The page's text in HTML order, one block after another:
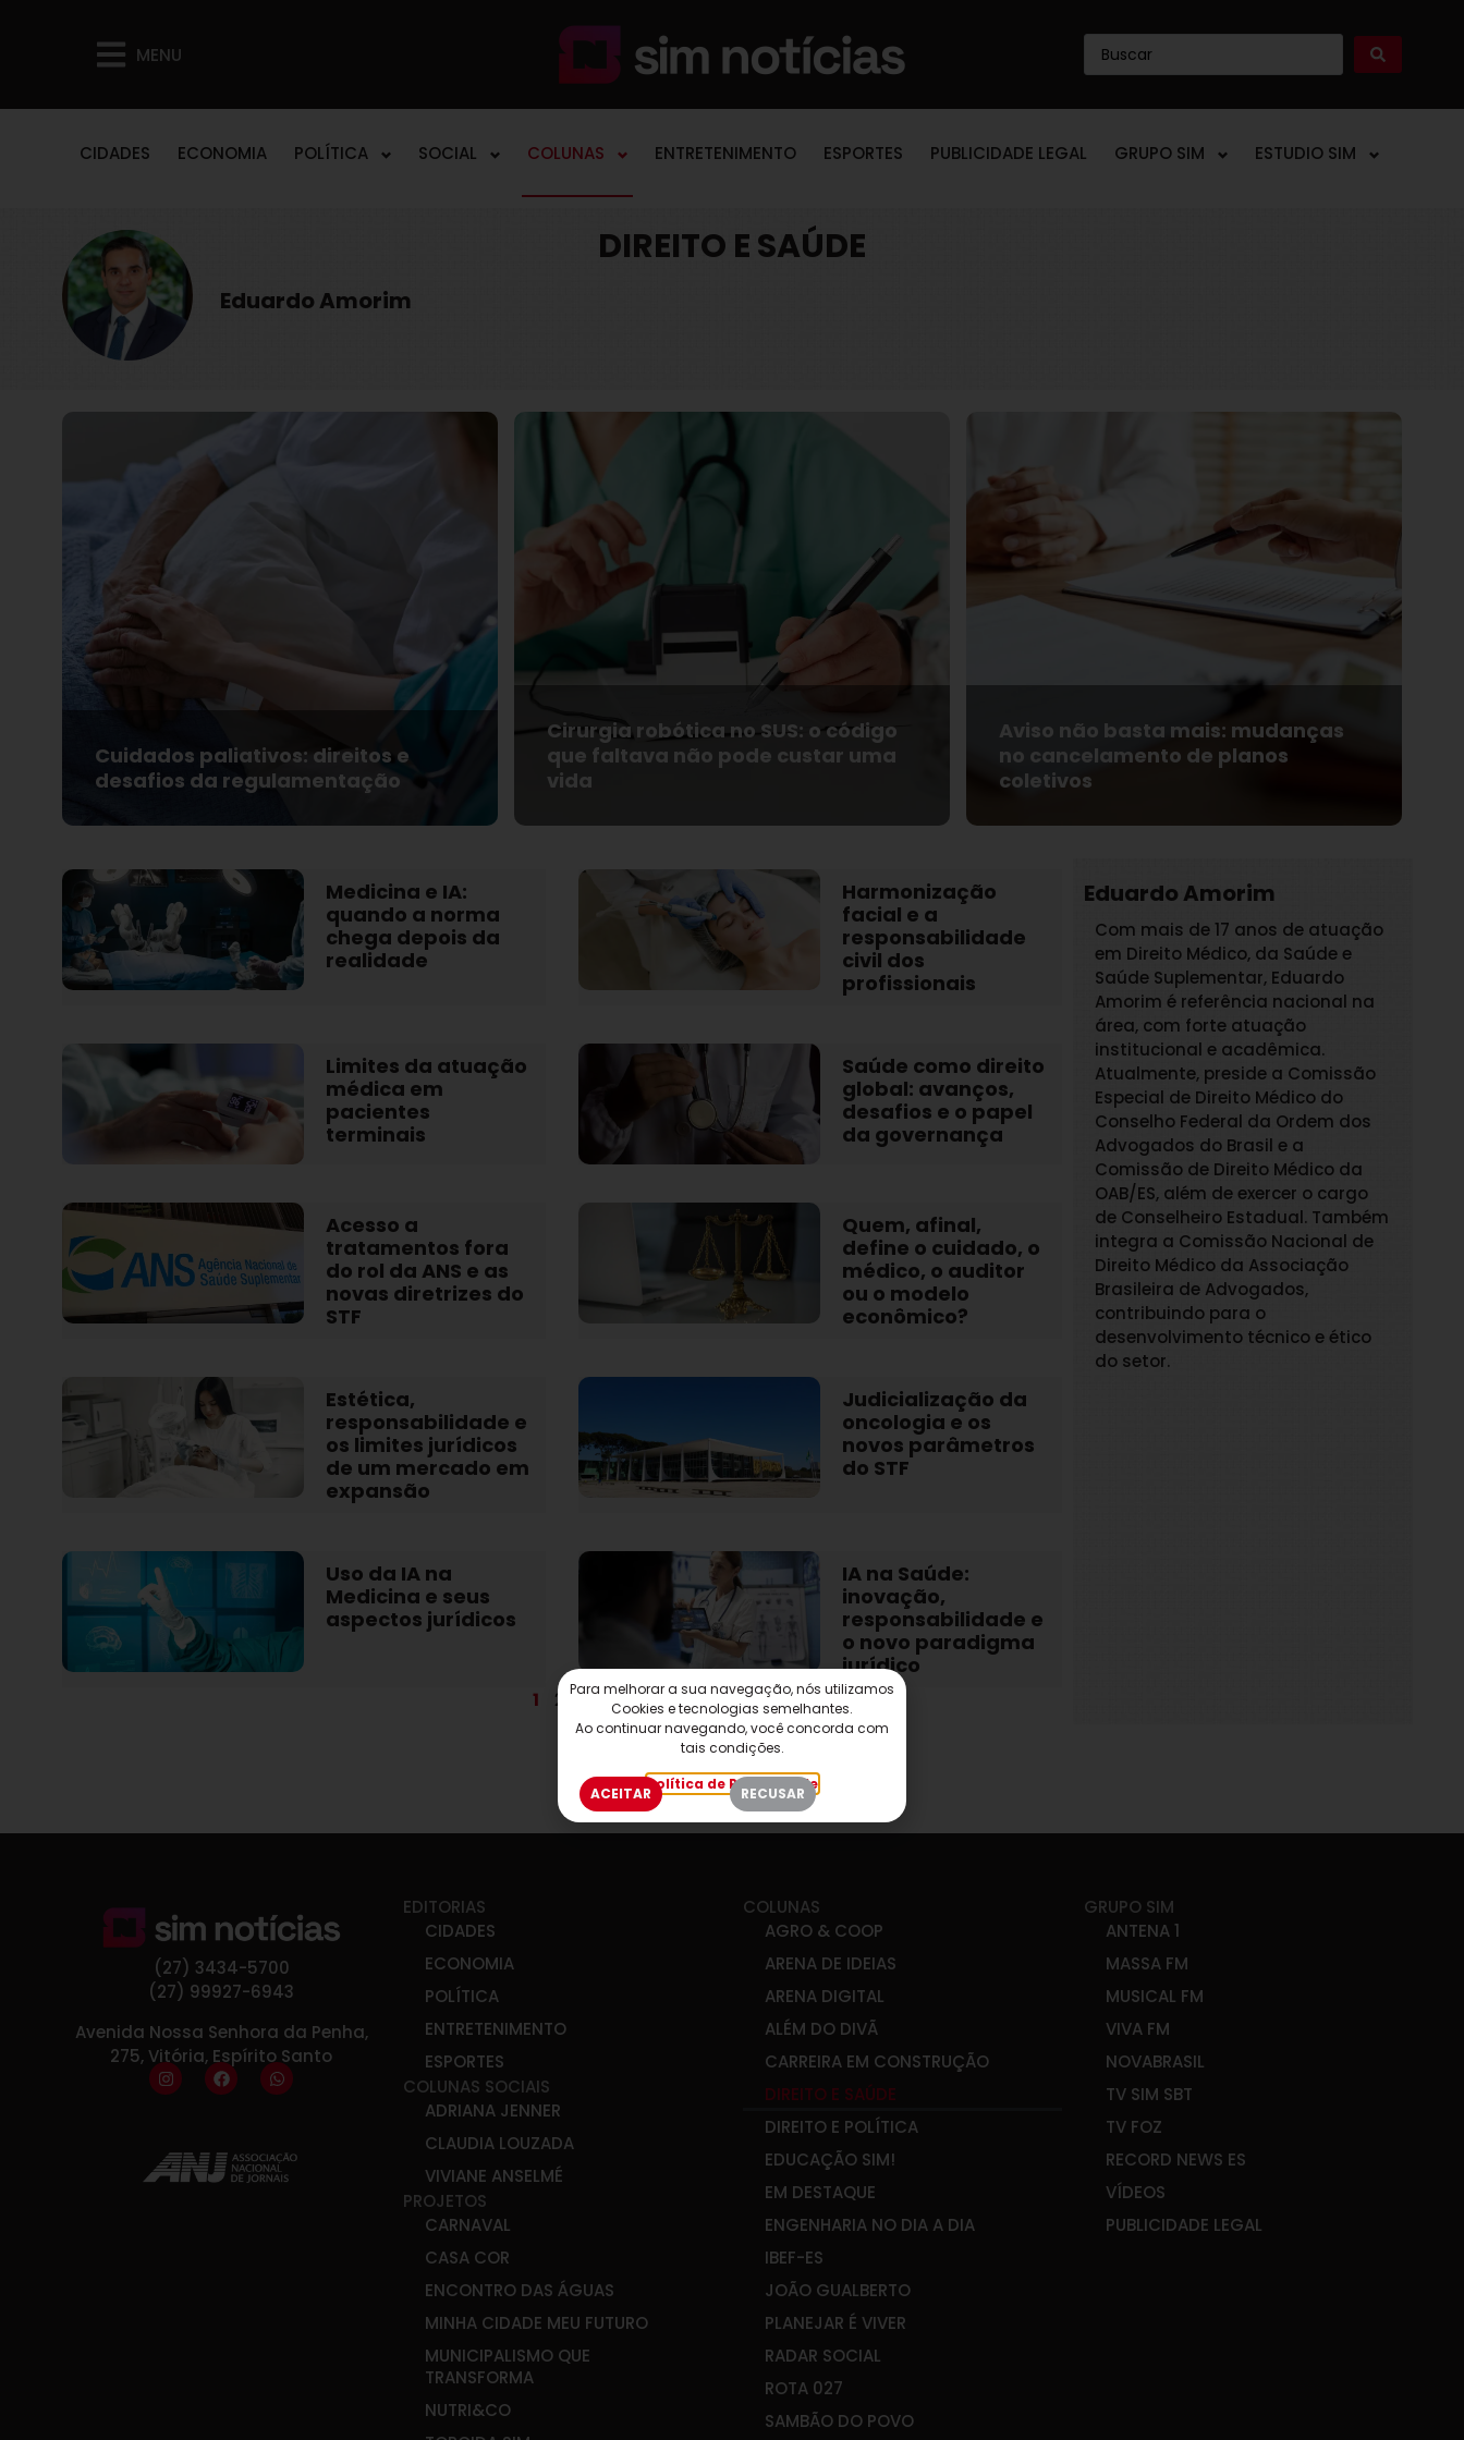
MENU
CIDADES ECONOMIA POLÍTICA SOCIAL COLUNAS ENTRETENIMENTO ESPORTES PUBLICIDADE LEGAL GRUPO SIM ESTUDIO SIM
Eduardo Amorim
DIREITO E SAÚDE
Cuidados paliativos: direitos e
desafios da regulamentação
Cirurgia robótica no SUS: o código
que faltava não pode custar uma
vida
Aviso não basta mais: mudanças
no cancelamento de planos
coletivos
Medicina e IA:
quando a norma
chega depois da
realidade
Harmonização
facial e a
responsabilidade
civil dos
profissionais
Limites da atuação
médica em
pacientes
terminais
Saúde como direito
global: avanços,
desafios e o papel
da governança
Acesso a
tratamentos fora
do rol da ANS e as
novas diretrizes do
STF
Quem, afinal,
define o cuidado, o
médico, o auditor
ou o modelo
econômico?
Estética,
responsabilidade e
os limites jurídicos
de um mercado em
expansão
Judicialização da
oncologia e os
novos parâmetros
do STF
Uso da IA na
Medicina e seus
aspectos jurídicos
IA na Saúde:
inovação,
responsabilidade e
o novo paradigma
jurídico
1 2 3
Eduardo Amorim
Com mais de 17 anos de atuação
em Direito Médico, da Saúde e
Saúde Suplementar, Eduardo
Amorim é referência nacional na
área, com forte atuação
institucional e acadêmica.
Atualmente, preside a Comissão
Especial de Direito Médico do
Conselho Federal da Ordem dos
Advogados do Brasil e a
Comissão de Direito Médico da
OAB/ES, além de exercer o cargo
de Conselheiro Estadual. Também
integra a Comissão Nacional de
Direito Médico da Associação
Brasileira de Advogados,
contribuindo para o
desenvolvimento técnico e ético
do setor.
(27) 3434-5700
(27) 99927-6943
Avenida Nossa Senhora da Penha,
275, Vitória, Espírito Santo
EDITORIAS
CIDADES
ECONOMIA
POLÍTICA
ENTRETENIMENTO
ESPORTES
COLUNAS SOCIAIS
ADRIANA JENNER
CLAUDIA LOUZADA
VIVIANE ANSELMÉ
PROJETOS
CARNAVAL
CASA COR
ENCONTRO DAS ÁGUAS
MINHA CIDADE MEU FUTURO
MUNICIPALISMO QUE
TRANSFORMA
NUTRI&CO
COLUNAS
AGRO & COOP
ARENA DE IDEIAS
ARENA DIGITAL
ALÉM DO DIVÃ
CARREIRA EM CONSTRUÇÃO
DIREITO E SAÚDE
DIREITO E POLÍTICA
EDUCAÇÃO SIM!
EM DESTAQUE
ENGENHARIA NO DIA A DIA
IBEF-ES
JOÃO GUALBERTO
PLANEJAR É VIVER
RADAR SOCIAL
ROTA 027
SAMBÃO DO POVO
GRUPO SIM
ANTENA 1
MASSA FM
MUSICAL FM
VIVA FM
NOVABRASIL
TV SIM SBT
TV FOZ
RECORD NEWS ES
VÍDEOS
PUBLICIDADE LEGAL
Para melhorar a sua navegação, nós utilizamos
Cookies e tecnologias semelhantes.
Ao continuar navegando, você concorda com
tais condições.
Política de Privacidade
ACEITAR RECUSAR